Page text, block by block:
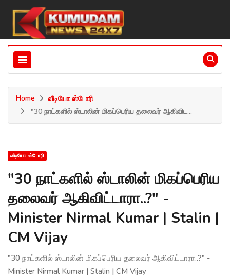
Home
வீடியோ ஸ்டோரி
"30 நாட்களில் ஸ்டாலின் மிகப்பெரிய தலைவர் ஆகிவிட...
வீடியோ ஸ்டோரி
"30 நாட்களில் ஸ்டாலின் மிகப்பெரிய
தலைவர் ஆகிவிட்டாரா..?" -
Minister Nirmal Kumar | Stalin |
CM Vijay
"30 நாட்களில் ஸ்டாலின் மிகப்பெரிய தலைவர் ஆகிவிட்டாரா..?" -
Minister Nirmal Kumar | Stalin | CM Vijay